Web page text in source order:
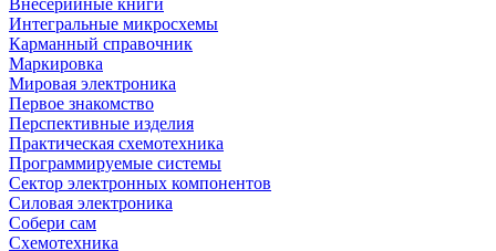
Внесерийные книги
Интегральные микросхемы
Карманный справочник
Маркировка
Мировая электроника
Первое знакомство
Перспективные изделия
Практическая схемотехника
Программируемые системы
Сектор электронных компонентов
Силовая электроника
Собери сам
Схемотехника